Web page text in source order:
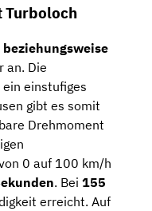
Turboloch
an. Die
einstufiges
gibt es somit
Drehmoment
0 auf 100 km/h
. Bei 155
erreicht. Auf